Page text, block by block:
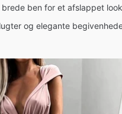
ben for et afslappet look
og elegante